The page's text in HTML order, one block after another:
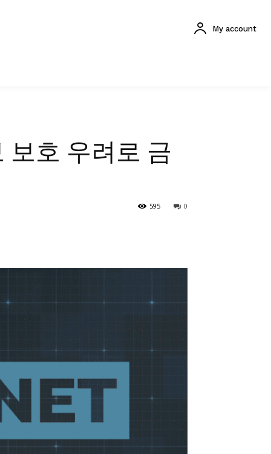
My account
보호 우려로 금
0
595